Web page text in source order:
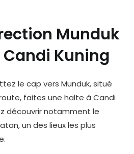
Munduk
Kuning
le cap vers Munduk, situé
faites une halte à Candi
découvrir notamment le
un des lieux les plus